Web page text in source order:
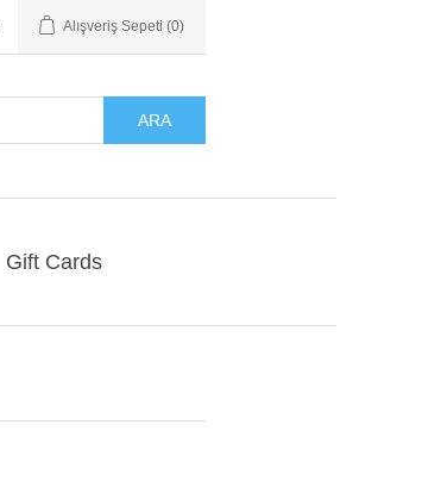
Alışveriş Sepeti (0)
ARA
Gift Cards